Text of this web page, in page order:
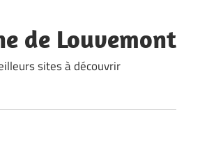
de Louvemont
sites à découvrir